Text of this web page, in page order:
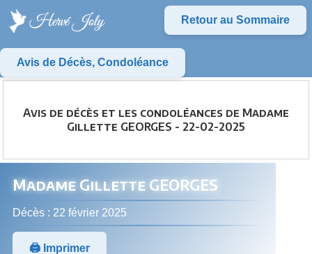
Retour au Sommaire
Avis de Décès, Condoléance
Avis de décès et les condoléances de Madame
Gillette GEORGES - 22-02-2025
Madame Gillette GEORGES
Décès : 22 février 2025
🖨️ Imprimer